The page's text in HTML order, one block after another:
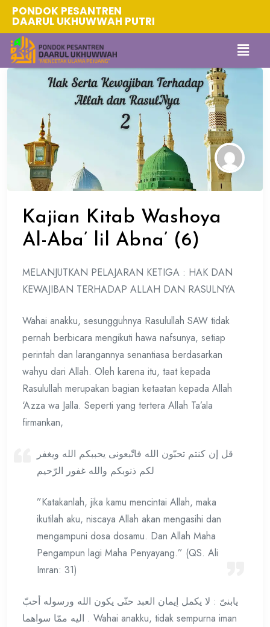
PONDOK PESANTREN
DAARUL UKHUWWAH PUTRI
Kajian Kitab Washoya
Al-Aba’ lil Abna’ (6)
MELANJUTKAN PELAJARAN KETIGA : HAK DAN
KEWAJIBAN TERHADAP ALLAH DAN RASULNYA
Wahai anakku, sesungguhnya Rasulullah SAW tidak
pernah berbicara mengikuti hawa nafsunya, setiap
perintah dan larangannya senantiasa berdasarkan
wahyu dari Allah. Oleh karena itu, taat kepada
Rasulullah merupakan bagian ketaatan kepada Allah
‘Azza wa Jalla. Seperti yang tertera Allah Ta’ala
firmankan,
قل إن كنتم تحبّون الله فاتّبعونى يحببكم الله ويغفر
لكم ذنوبكم والله غفور الرّحيم
”Katakanlah, jika kamu mencintai Allah, maka
ikutilah aku, niscaya Allah akan mengasihi dan
mengampuni dosa dosamu. Dan Allah Maha
Pengampun lagi Maha Penyayang.” (QS. Ali
Imran: 31)
يابنىّ : لا يكمل إيمان العبد حتّى يكون الله ورسوله أحبّ
اليه ممّا سواهما . Wahai anakku, tidak sempurna iman